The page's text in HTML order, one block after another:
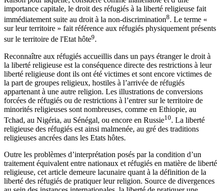
importance capitale, le droit des réfugiés à la liberté religieuse fait
immédiatement suite au droit à la non-discrimination8. Le terme «
sur leur territoire » fait référence aux réfugiés physiquement présents
sur le territoire de l'Etat hôte9.
Reconnaître aux réfugiés accueillis dans un pays étranger le droit à
la liberté religieuse est la conséquence directe des restrictions à leur
liberté religieuse dont ils ont été victimes et sont encore victimes de
la part de groupes religieux, hostiles à l’arrivée de réfugiés
appartenant à une autre religion. Les illustrations de conversions
forcées de réfugiés ou de restrictions à l’entrer sur le territoire de
minorités religieuses sont nombreuses, comme en Ethiopie, au
Tchad, au Nigéria, au Sénégal, ou encore en Russie10. La liberté
religieuse des réfugiés est ainsi malmenée, au gré des traditions
religieuses ancrées dans les Etats hôtes.
Outre les problèmes d’interprétation posés par la condition d’un
traitement équivalent entre nationaux et réfugiés en matière de liberté
religieuse, cet article demeure lacunaire quant à la définition de la
liberté des réfugiés de pratiquer leur religion. Source de divergences